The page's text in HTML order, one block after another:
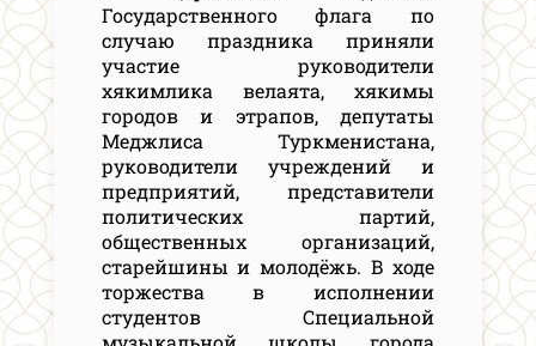
Государственного флага по
случаю праздника приняли
участие руководители
хякимлика велаята, хякимы
городов и этрапов, депутаты
Меджлиса Туркменистана,
руководители учреждений и
предприятий, представители
политических партий,
общественных организаций,
старейшины и молодёжь. В ходе
торжества в исполнении
студентов Специальной